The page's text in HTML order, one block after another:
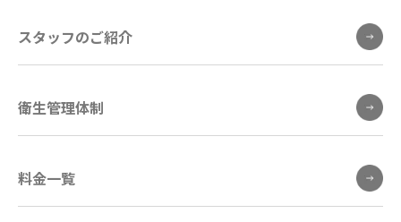
スタッフのご紹介
衛生管理体制
料金一覧